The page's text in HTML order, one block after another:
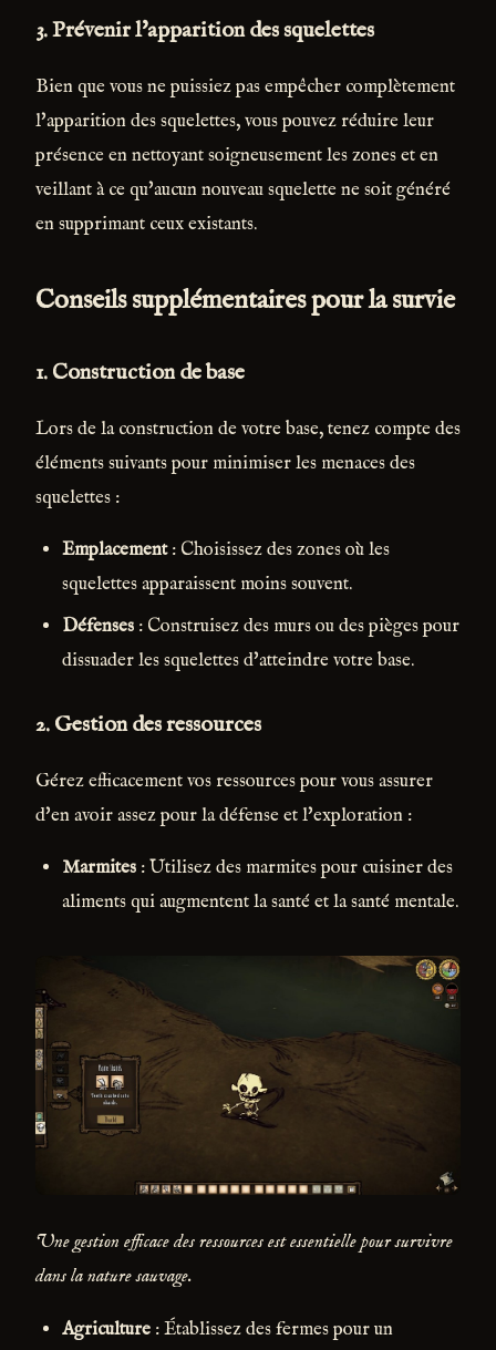
3.Prévenir l'apparition des squelettes
Bien que vous ne puissiez pas empêcher complètement
l'apparition des squelettes, vous pouvez réduire leur
présence en nettoyant soigneusement les zones et en
veillant à ce qu'aucun nouveau squelette ne soit généré
en supprimant ceux existants.
Conseils supplémentaires pour la survie
1. Construction de base
Lors de la construction de votre base, tenez compte des
éléments suivants pour minimiser les menaces des
squelettes :
Emplacement: Choisissez des zones où les
squelettes apparaissent moins souvent.
Défenses : Construisez des murs ou des pièges pour
dissuader les squelettes d'atteindre votre base.
2. Gestion des ressources
Gérez efficacement vos ressources pour vous assurer
d'en avoir assez pour la défense et l'exploration :
Marmites : Utilisez des marmites pour cuisiner des
aliments qui augmentent la santé et la santé mentale.
Une gestion efficace des ressources est essentielle pour survivre
dans la nature sauvage.
Agriculture : Établissez des fermes pour un